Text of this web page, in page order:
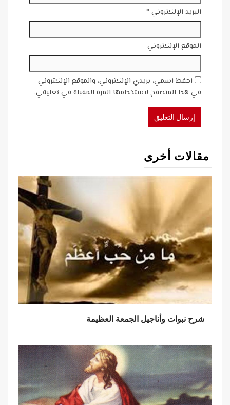
البريد الإلكتروني *
الموقع الإلكتروني
احفظ اسمي، بريدي الإلكتروني، والموقع الإلكتروني
في هذا المتصفح لاستخدامها المرة المقبلة في تعليقي.
مقالات أخرى
شرح نبوات وأناجيل الجمعة العظيمة